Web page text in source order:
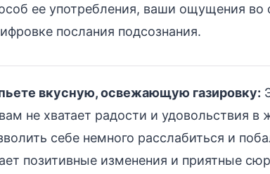
ее употребления, ваши ощущения во
послания подсознания.
вкусную, освежающую газировку:
не хватает радости и удовольствия
себе немного расслабиться и
позитивные изменения и приятные